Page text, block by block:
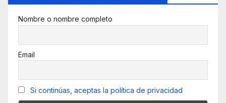
Nombre o nombre completo
Email
Si continúas, aceptas la política de privacidad